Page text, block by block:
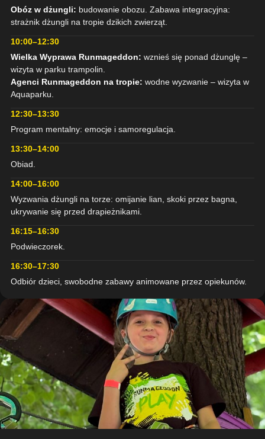
Obóz w dżungli: budowanie obozu. Zabawa integracyjna:
strażnik dżungli na tropie dzikich zwierząt.
10:00–12:30
Wielka Wyprawa Runmageddon: wznieś się ponad dżunglę –
wizyta w parku trampolin.
Agenci Runmageddon na tropie: wodne wyzwanie – wizyta w
Aquaparku.
12:30–13:30
Program mentalny: emocje i samoregulacja.
13:30–14:00
Obiad.
14:00–16:00
Wyzwania dżungli na torze: omijanie lian, skoki przez bagna,
ukrywanie się przed drapieżnikami.
16:15–16:30
Podwieczorek.
16:30–17:30
Odbiór dzieci, swobodne zabawy animowane przez opiekunów.